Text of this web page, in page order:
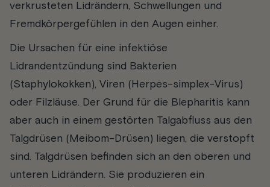
verkrusteten Lidrändern, Schwellungen und
Fremdkörpergefühlen in den Augen einher.
Die Ursachen für eine infektiöse
Lidrandentzündung sind Bakterien
(Staphylokokken), Viren (Herpes-simplex-Virus)
oder Filzläuse. Der Grund für die Blepharitis kann
aber auch in einem gestörten Talgabfluss aus den
Talgdrüsen (Meibom-Drüsen) liegen, die verstopft
sind. Talgdrüsen befinden sich an den oberen und
unteren Lidrändern. Sie produzieren ein